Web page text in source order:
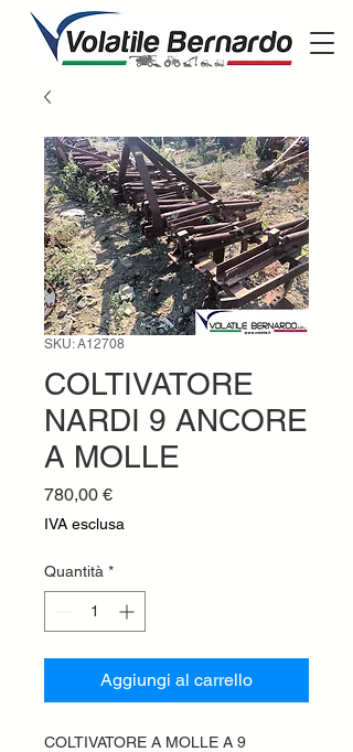
SKU: A12708
COLTIVATORE
NARDI 9 ANCORE
A MOLLE
780,00 €Prezzo
IVA esclusa
Quantità *
Aggiungi al carrello
COLTIVATORE A MOLLE A 9